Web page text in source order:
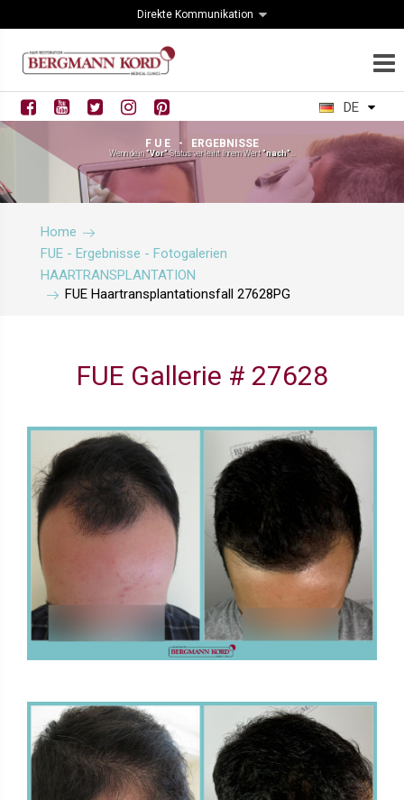
Direkte Kommunikation
DE
F U E - ERGEBNISSE
Wenn dein "Vor"Status verleiht Ihrem Wert "nach"...
Home
FUE - Ergebnisse - Fotogalerien
HAARTRANSPLANTATION
FUE Haartransplantationsfall 27628PG
FUE Gallerie # 27628